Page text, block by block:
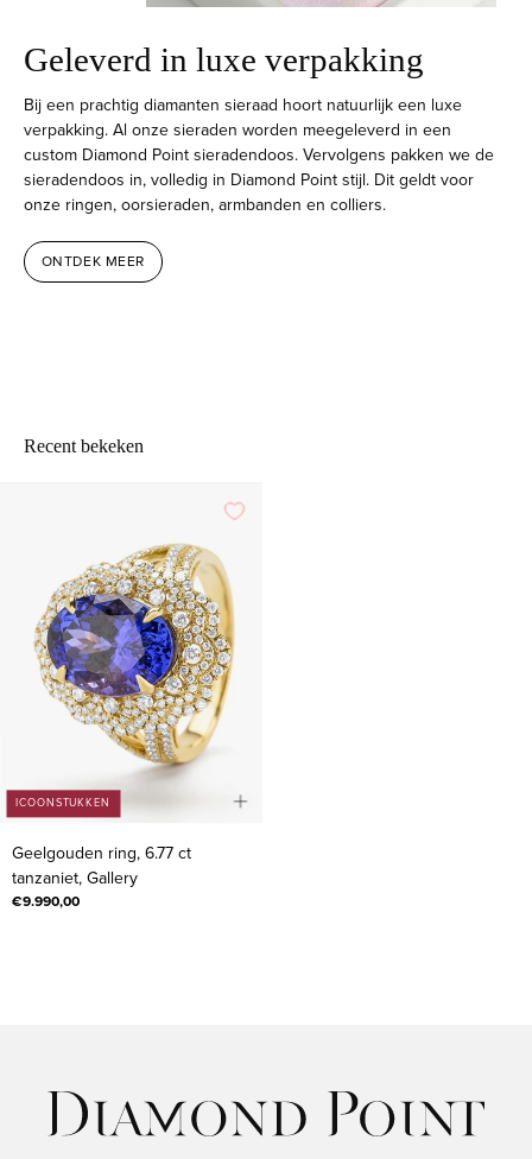
Geleverd in luxe verpakking
Bij een prachtig diamanten sieraad hoort natuurlijk een luxe
verpakking. Al onze sieraden worden meegeleverd in een
custom Diamond Point sieradendoos. Vervolgens pakken we de
sieradendoos in, volledig in Diamond Point stijl. Dit geldt voor
onze ringen, oorsieraden, armbanden en colliers.
ONTDEK MEER
Recent bekeken
ring,
ICOONSTUKKEN
Geelgouden ring, 6.77 ct
tanzaniet, Gallery
€9.990,00